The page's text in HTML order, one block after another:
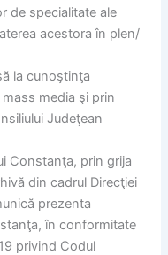
de specialitate ale
acestora în plen/
la cunoştinţa
media şi prin
Judeţean
Constanţa, prin grija
din cadrul Direcţiei
prezenta
în conformitate
privind Codul